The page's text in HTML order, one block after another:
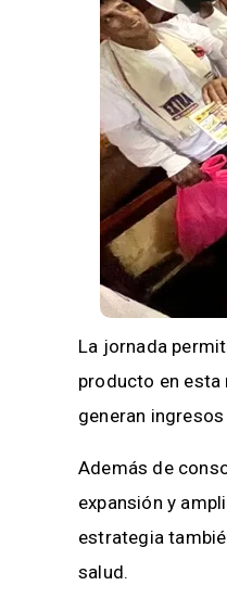
La jornada
producto en esta
generan
Además de
expansión y
estrategia
salud.